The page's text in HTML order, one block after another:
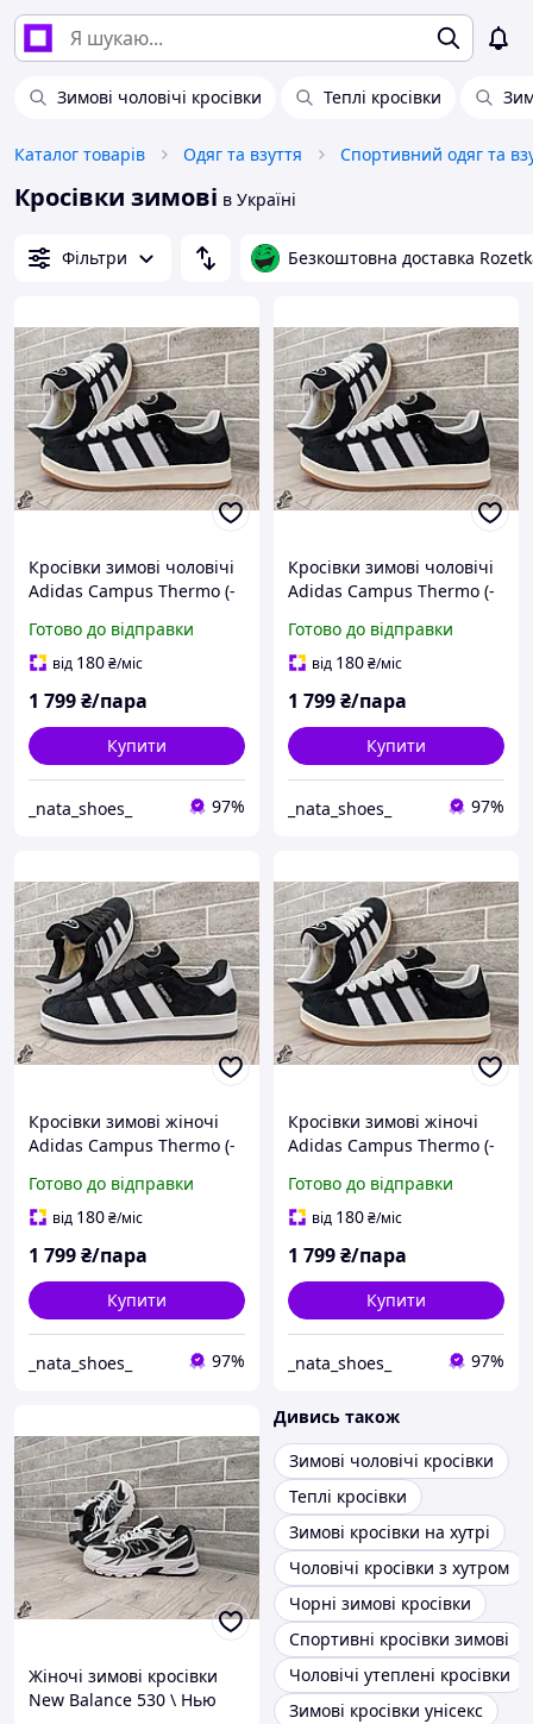
Зимові чоловічі кросівки Теплі кросівки
Каталог товарів Одяг та взуття Спортивний одяг та
Кросівки зимові в Україні
Фільтри Безкоштовна доставка
Кросівки зимові чоловічі
Adidas Campus Thermo (-
ТЕРМО (-21) ХУТРО \ 44
Готово до відправки
від 180₴/міс
1 799₴/пара
Купити
_nata_shoes_ 97%
Кросівки зимові чоловічі
Adidas Campus Thermo (-
ТЕРМО (-21) ХУТРО \ 40
Готово до відправки
від 180₴/міс
1 799₴/пара
Купити
_nata_shoes_ 97%
Кросівки зимові жіночі
Adidas Campus Thermo (-
ТЕРМО (-21) ХУТРО \ 38
Готово до відправки
від 180₴/міс
1 799₴/пара
Купити
_nata_shoes_ 97%
Кросівки зимові жіночі
Adidas Campus Thermo (-
ТЕРМО (-21) ХУТРО \ 38
Готово до відправки
від 180₴/міс
1 799₴/пара
Купити
_nata_shoes_ 97%
Жіночі зимові кросівки
New Balance 530 \ Нью
Дивись також
Зимові чоловічі кросівки
Теплі кросівки
Зимові кросівки на хутрі
Чоловічі кросівки з хутром
Чорні зимові кросівки
Спортивні кросівки зимові
Чоловічі утеплені кросівки
Зимові кросівки унісекс